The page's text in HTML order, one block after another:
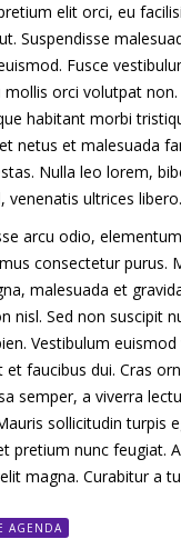
elit orci, eu
Suspendisse
Fusce
mollis orci volutpat non.
habitant morbi
netus et malesuada
Nulla leo lorem,
venenatis ultrices libero.
arcu odio,
consectetur purus.
malesuada et
nisl. Sed non suscipit
Vestibulum euismod
et faucibus dui. Cras
semper, a viverra
sollicitudin turpis
pretium nunc feugiat.
magna. Curabitur a
AGENDA